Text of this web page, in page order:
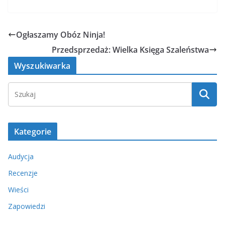
Ogłaszamy Obóz Ninja!
Przedsprzedaż: Wielka Księga Szaleństwa
Wyszukiwarka
Kategorie
Audycja
Recenzje
Wieści
Zapowiedzi